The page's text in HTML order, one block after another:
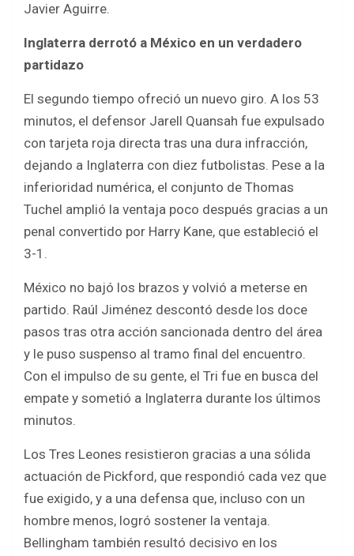
Javier Aguirre.
Inglaterra derrotó a México en un verdadero
partidazo
El segundo tiempo ofreció un nuevo giro. A los 53
minutos, el defensor Jarell Quansah fue expulsado
con tarjeta roja directa tras una dura infracción,
dejando a Inglaterra con diez futbolistas. Pese a la
inferioridad numérica, el conjunto de Thomas
Tuchel amplió la ventaja poco después gracias a un
penal convertido por Harry Kane, que estableció el
3-1.
México no bajó los brazos y volvió a meterse en
partido. Raúl Jiménez descontó desde los doce
pasos tras otra acción sancionada dentro del área
y le puso suspenso al tramo final del encuentro.
Con el impulso de su gente, el Tri fue en busca del
empate y sometió a Inglaterra durante los últimos
minutos.
Los Tres Leones resistieron gracias a una sólida
actuación de Pickford, que respondió cada vez que
fue exigido, y a una defensa que, incluso con un
hombre menos, logró sostener la ventaja.
Bellingham también resultó decisivo en los